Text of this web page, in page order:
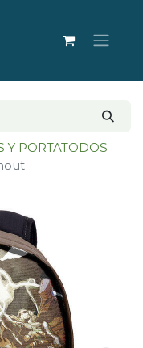
Y PORTATODOS